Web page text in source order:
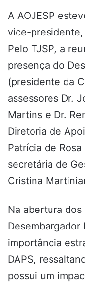
A AOJESP
vice-presidente,
Pelo TJSP, a
presença do
(presidente da
assessores Dr.
Martins e Dr.
Diretoria de
Patrícia de
secretária de
Cristina
Na abertura dos
Desembargador
importância
DAPS,
possui um